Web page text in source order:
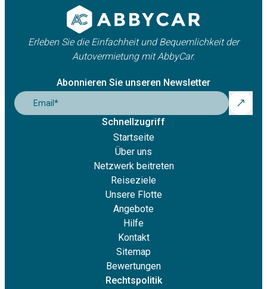
Erleben Sie die Einfachheit und Bequemlichkeit der
Autovermietung mit AbbyCar.
Abonnieren Sie unseren Newsletter
Email *
Schnellzugriff
Startseite
Über uns
Netzwerk beitreten
Reiseziele
Unsere Flotte
Angebote
Hilfe
Kontakt
Sitemap
Bewertungen
Rechtspolitik